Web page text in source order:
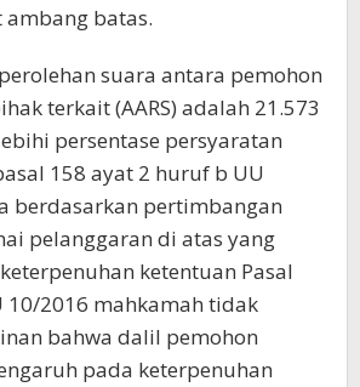
batas.
suara antara pemohon
terkait (AARS) adalah 21.573
persentase persyaratan
158 ayat 2 huruf b UU
berdasarkan pertimbangan
pelanggaran di atas yang
ketentuan Pasal
10/2016 mahkamah tidak
bahwa dalil pemohon
pada keterpenuhan